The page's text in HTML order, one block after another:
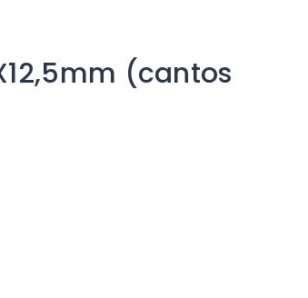
(cantos